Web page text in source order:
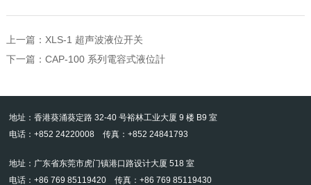
上一篇： XLS-1 超声波液位开关
下一篇： CAP-100 系列電容式液位計
地址：香港葵涌葵定路 32-40 号裕林工业大厦 9 楼 B9 室
电话：+852 24220008 传真：+852 24841793
地址：广东省东莞市虎门镇港口路设计大厦 518 室
电话：+86 769 85119420 传真：+86 769 85119430